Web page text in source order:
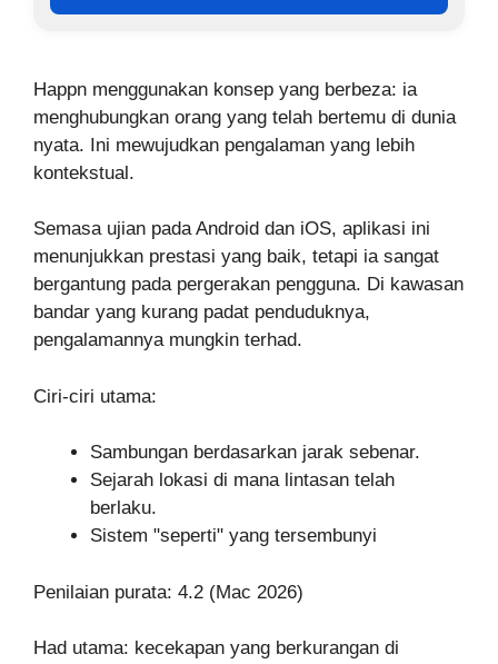
Happn menggunakan konsep yang berbeza: ia
menghubungkan orang yang telah bertemu di dunia
nyata. Ini mewujudkan pengalaman yang lebih
kontekstual.
Semasa ujian pada Android dan iOS, aplikasi ini
menunjukkan prestasi yang baik, tetapi ia sangat
bergantung pada pergerakan pengguna. Di kawasan
bandar yang kurang padat penduduknya,
pengalamannya mungkin terhad.
Ciri-ciri utama:
Sambungan berdasarkan jarak sebenar.
Sejarah lokasi di mana lintasan telah
berlaku.
Sistem "seperti" yang tersembunyi
Penilaian purata: 4.2 (Mac 2026)
Had utama: kecekapan yang berkurangan di